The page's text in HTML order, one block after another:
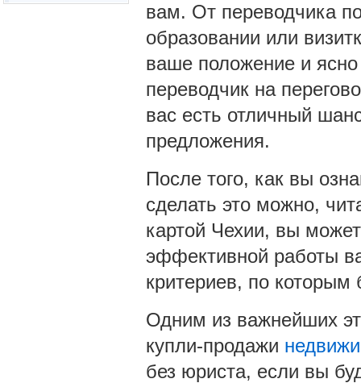
вам. От переводчика
образовании или
ваше положение и
переводчик на
вас есть отличный
предложения.
После того, как вы
сделать это можно,
картой Чехии, вы
эффективной работы
критериев, по которым
Одним из важнейших
купли-продажи
без юриста, если вы